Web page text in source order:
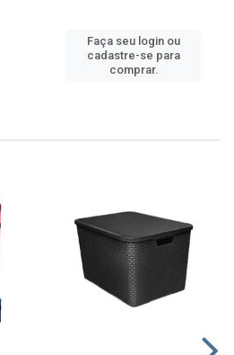
Faça seu login ou
cadastre-se para
comprar.